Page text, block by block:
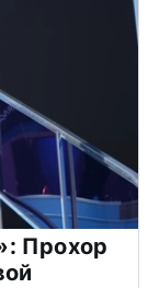
Прохор